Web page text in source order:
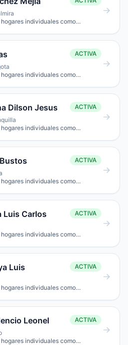
individuales como
ACTIVA
individuales como
Dilson Jesus ACTIVA
individuales como
Bustos ACTIVA
individuales como
Luis Carlos ACTIVA
individuales como
Luis ACTIVA
individuales como
Leonel ACTIVA
individuales como